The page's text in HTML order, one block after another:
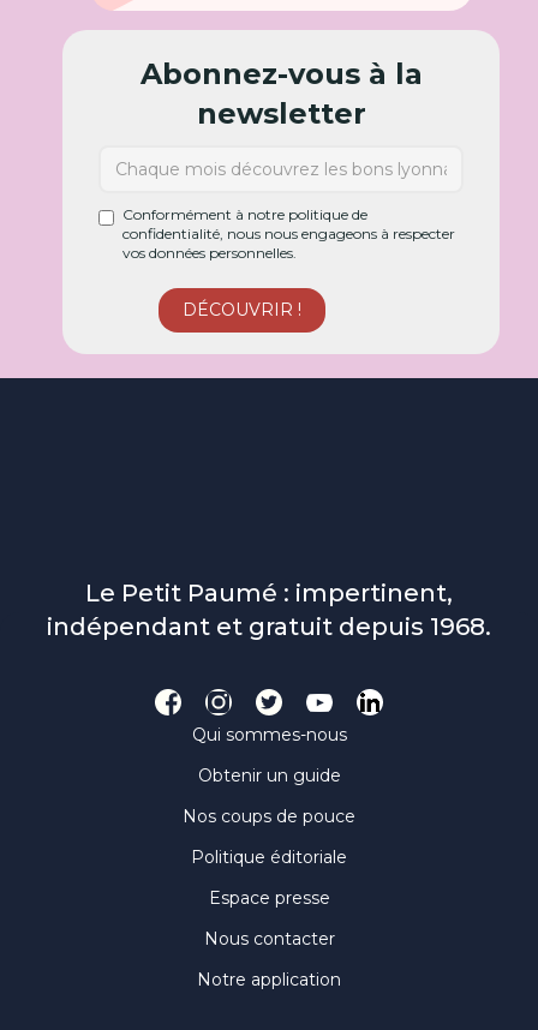
Abonnez-vous à la
newsletter
Conformément à notre politique de
confidentialité, nous nous engageons à respecter
vos données personnelles.
Le Petit Paumé : impertinent,
indépendant et gratuit depuis 1968.
Qui sommes-nous
Obtenir un guide
Nos coups de pouce
Politique éditoriale
Espace presse
Nous contacter
Notre application